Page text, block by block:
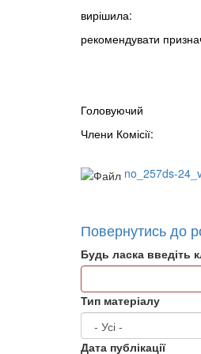
вирішила:
рекомендувати
Члени
no_257ds-
Повернутись до
Будь ласка введіть
Тип матеріалу
Дата публікації